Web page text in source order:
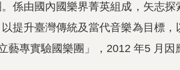
係由國內國樂界菁英組成，矢志探
提升臺灣傳統及當代音樂為目標
藝專實驗國樂團」， 2012 年5 月因